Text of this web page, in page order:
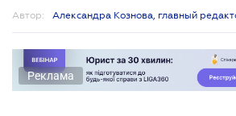
Автор: Александра Кознова, главный
Реклама